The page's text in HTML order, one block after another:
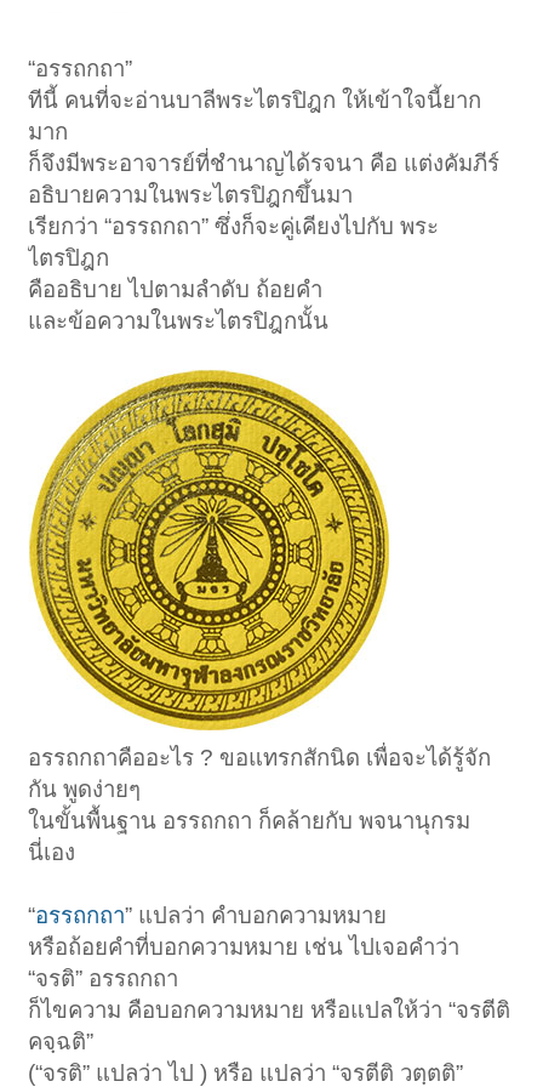
“อรรถกถา”
ทีนี้ คนที่จะอ่านบาลีพระไตรปิฎก ให้เข้าใจนี้ยาก
มาก
ก็จึงมีพระอาจารย์ที่ชำนาญได้รจนา คือ แต่งคัมภีร์
อธิบายความในพระไตรปิฎกขึ้นมา
เรียกว่า “อรรถกถา” ซึ่งก็จะคู่เคียงไปกับ พระ
ไตรปิฎก
คืออธิบาย ไปตามลำดับ ถ้อยคำ
และข้อความในพระไตรปิฎกนั้น
อรรถกถาคืออะไร ? ขอแทรกสักนิด เพื่อจะได้รู้จัก
กัน พูดง่ายๆ
ในขั้นพื้นฐาน อรรถกถา ก็คล้ายกับ พจนานุกรม
นี่เอง
“อรรถกถา” แปลว่า คำบอกความหมาย
หรือถ้อยคำที่บอกความหมาย เช่น ไปเจอคำว่า
“จรติ” อรรถกถา
ก็ไขความ คือบอกความหมาย หรือแปลให้ว่า “จรตีติ
คจฺฉติ”
(“จรติ” แปลว่า ไป ) หรือ แปลว่า “จรตีติ วตฺตติ”